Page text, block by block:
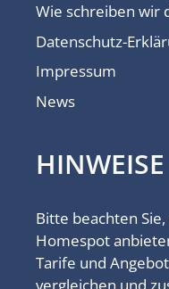
Wie schreiben wir
Datenschutz-
Impressum
News
HINWEISE
Bitte beachten
Homespot
Tarife und